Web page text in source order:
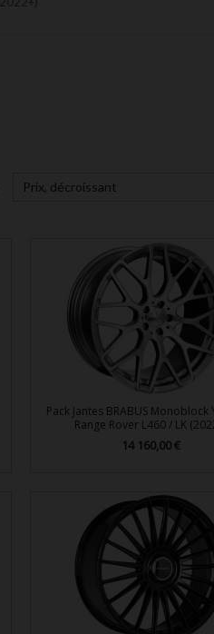
Prix, décroissant
Pack Jantes BRABUS Monoblock
Range Rover L460 / LK
Prix
14 160,00 €